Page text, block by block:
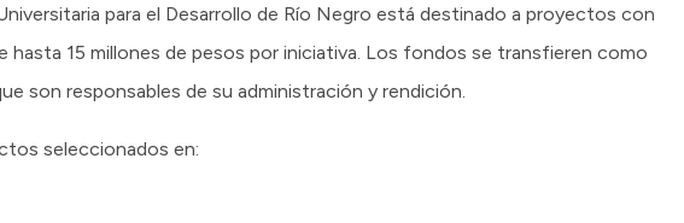
para el Desarrollo de Río Negro está destinado a proyectos con
hasta 15 millones de pesos por iniciativa. Los fondos se transfieren como
son responsables de su administración y rendición.
seleccionados en: